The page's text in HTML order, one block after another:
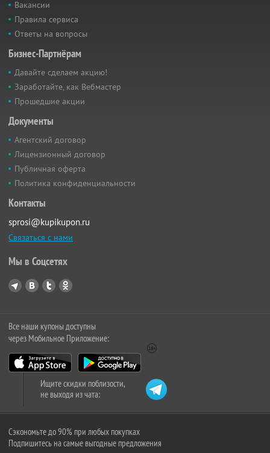
Вакансии
Правила сервиса
Ответы на вопросы
Бизнес-Партнёрам
Давайте сделаем акцию!
Заработайте, как Вебмастер
Прошедшие акции
Документы
Агентский договор
Лицензионный договор
Публичная оферта
Политика конфиденциальности
Контакты
sprosi@kupikupon.ru
Связаться с нами
Мы в Соцсетях
Все наши купоны доступны
через Мобильное Приложение:
Ищите скидки поблизости,
не выходя из чата:
Сэкономьте до 90% при любых покупках
Подпишитесь на самые выгодные предложения